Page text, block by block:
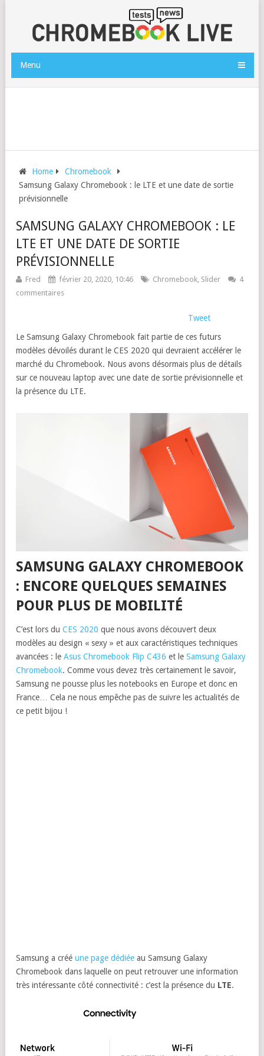
Menu
Home
Chromebook
Samsung Galaxy Chromebook : le LTE et une date de sortie
prévisionnelle
SAMSUNG GALAXY CHROMEBOOK : LE
LTE ET UNE DATE DE SORTIE
PRÉVISIONNELLE
Fred février 20, 2020, 10:46 Chromebook, Slider
4
commentaires
Tweet
Le Samsung Galaxy Chromebook fait partie de ces futurs
modèles dévoilés durant le CES 2020 qui devraient accélérer le
marché du Chromebook. Nous avons désormais plus de détails
sur ce nouveau laptop avec une date de sortie prévisionnelle et
la présence du LTE.
SAMSUNG GALAXY CHROMEBOOK
: ENCORE QUELQUES SEMAINES
POUR PLUS DE MOBILITÉ
C’est lors du CES 2020 que nous avons découvert deux
modèles au design « sexy » et aux caractéristiques techniques
avancées : le Asus Chromebook Flip C436 et le Samsung Galaxy
Chromebook. Comme vous devez très certainement le savoir,
Samsung ne pousse plus les notebooks en Europe et donc en
France… Cela ne nous empêche pas de suivre les actualités de
ce petit bijou !
Samsung a créé une page dédiée au Samsung Galaxy
Chromebook dans laquelle on peut retrouver une information
très intéressante côté connectivité : c’est la présence du LTE.